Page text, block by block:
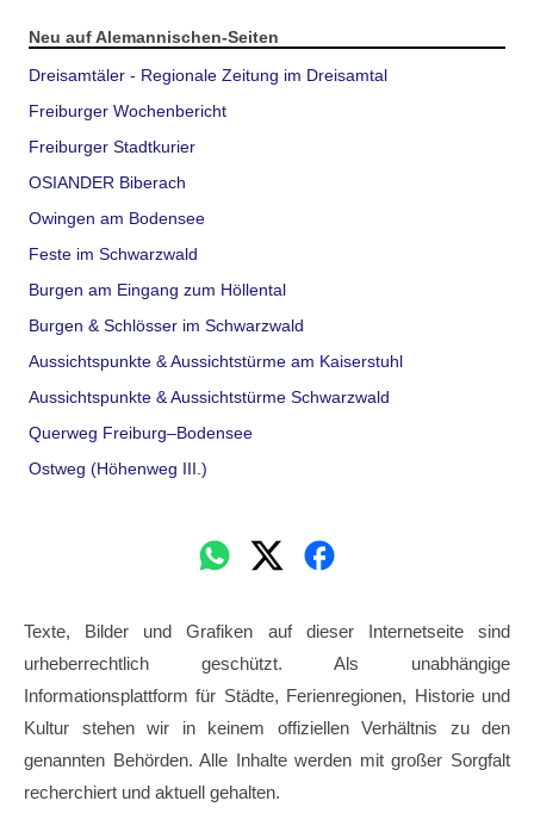
Neu auf Alemannischen-Seiten
Dreisamtäler - Regionale Zeitung im Dreisamtal
Freiburger Wochenbericht
Freiburger Stadtkurier
OSIANDER Biberach
Owingen am Bodensee
Feste im Schwarzwald
Burgen am Eingang zum Höllental
Burgen & Schlösser im Schwarzwald
Aussichtspunkte & Aussichtstürme am Kaiserstuhl
Aussichtspunkte & Aussichtstürme Schwarzwald
Querweg Freiburg–Bodensee
Ostweg (Höhenweg III.)
Texte, Bilder und Grafiken auf dieser Internetseite sind
urheberrechtlich geschützt. Als unabhängige
Informationsplattform für Städte, Ferienregionen, Historie und
Kultur stehen wir in keinem offiziellen Verhältnis zu den
genannten Behörden. Alle Inhalte werden mit großer Sorgfalt
recherchiert und aktuell gehalten.